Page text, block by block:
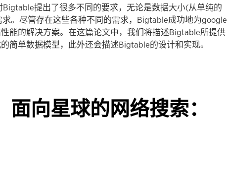
提出了很多不同的要求，无论是数据大小(从单纯的
。尽管存在这些各种不同的需求，Bigtable成功地为google
能的解决方案。在这篇论文中，我们将描述Bigtable所提供
简单数据模型，此外还会描述Bigtable的设计和实现。
面向星球的网络搜索：